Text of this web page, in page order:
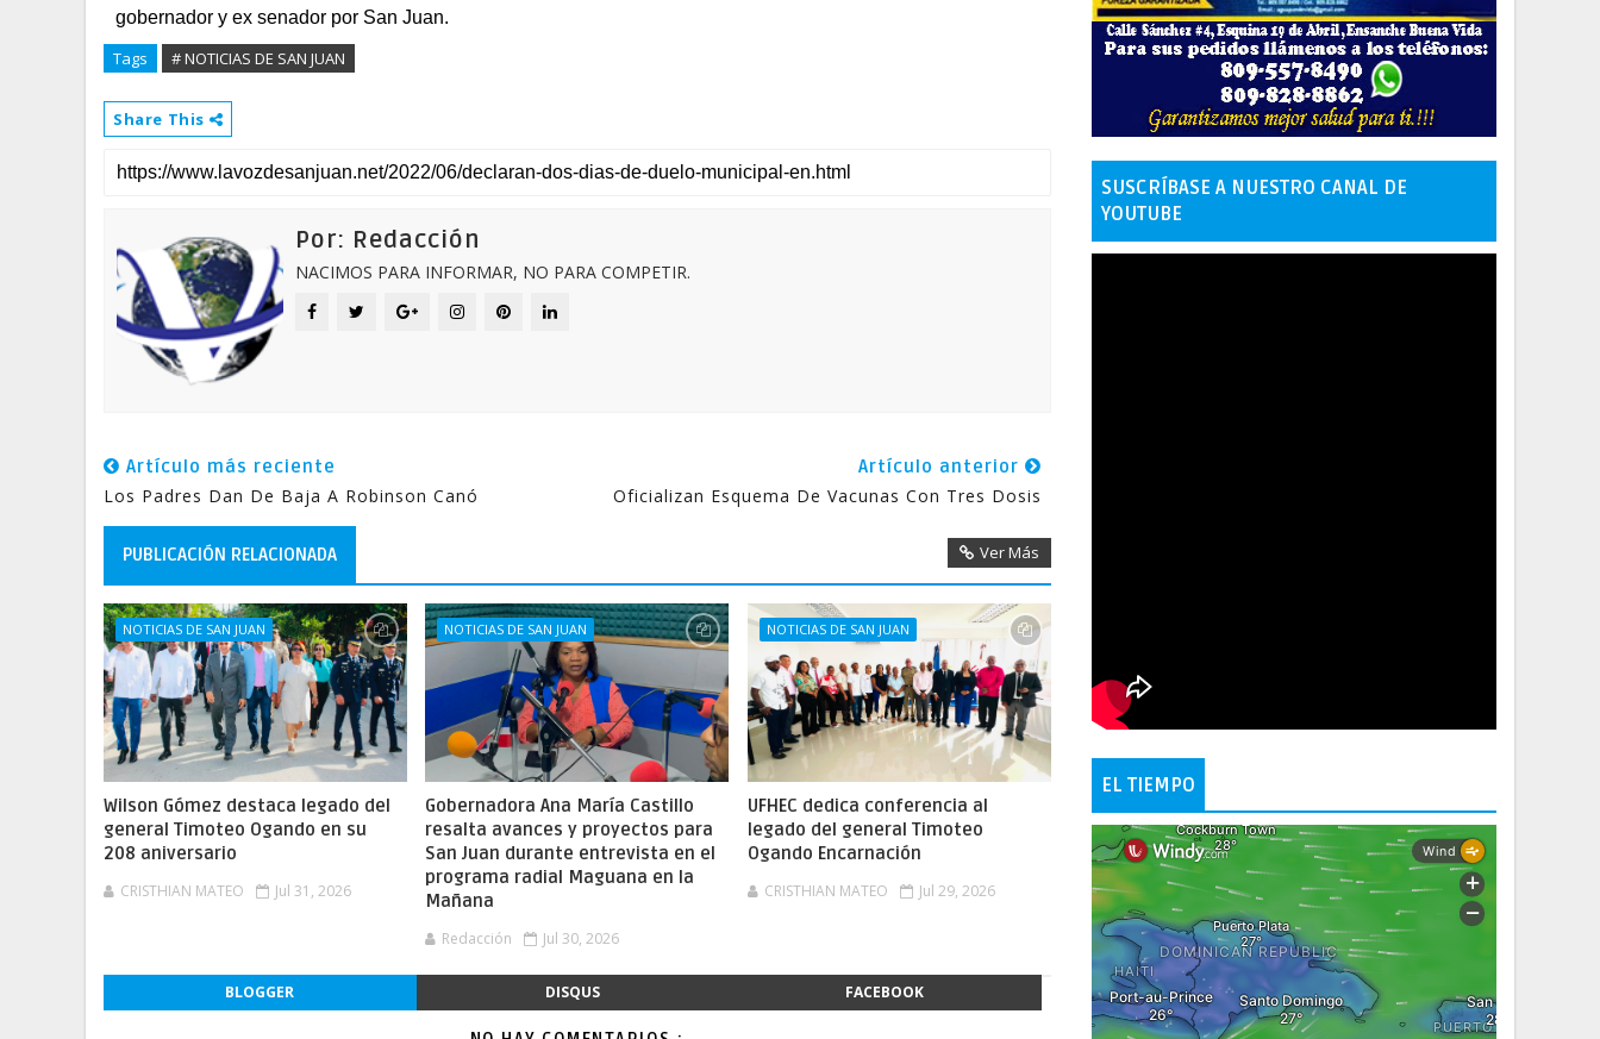
gobernador y ex senador por San Juan.
Tags # NOTICIAS DE SAN JUAN
Share This
Por: Redacción
NACIMOS PARA INFORMAR, NO PARA COMPETIR.
Artículo más reciente
Los Padres Dan De Baja A Robinson Canó
Artículo anterior
Oficializan Esquema De Vacunas Con Tres Dosis
PUBLICACIÓN RELACIONADA Ver Más
NOTICIAS DE SAN JUAN
Wilson Gómez destaca legado del
general Timoteo Ogando en su
208 aniversario
CRISTHIAN MATEO Jul 31, 2026
NOTICIAS DE SAN JUAN
Gobernadora Ana María Castillo
resalta avances y proyectos para
San Juan durante entrevista en el
programa radial Maguana en la
Mañana
Redacción Jul 30, 2026
NOTICIAS DE SAN JUAN
UFHEC dedica conferencia al
legado del general Timoteo
Ogando Encarnación
CRISTHIAN MATEO Jul 29, 2026
BLOGGER DISQUS FACEBOOK
SUSCRÍBASE A NUESTRO CANAL DE
YOUTUBE
EL TIEMPO